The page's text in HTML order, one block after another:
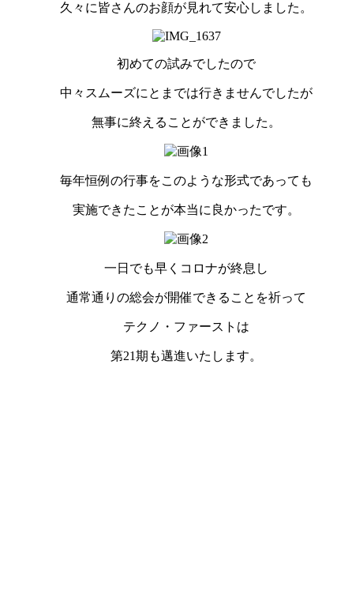
久々に皆さんのお顔が見れて安心しました。
初めての試みでしたので
中々スムーズにとまでは行きませんでしたが
無事に終えることができました。
毎年恒例の行事をこのような形式であっても
実施できたことが本当に良かったです。
一日でも早くコロナが終息し
通常通りの総会が開催できることを祈って
テクノ・ファーストは
第21期も邁進いたします。